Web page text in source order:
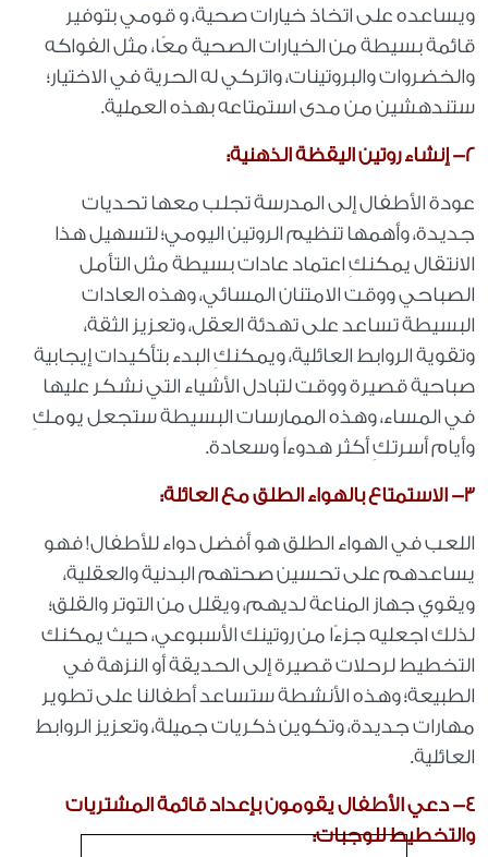
ويساعده على اتخاذ خيارات صحية، و قومي بتوفير
قائمة بسيطة من الخيارات الصحية معًا، مثل الفواكه
والخضروات والبروتينات، واتركي له الحرية في الاختيار؛
ستندهشين من مدى استمتاعه بهذه العملية.
2- إنشاء روتين اليقظة الذهنية:
عودة الأطفال إلى المدرسة تجلب معها تحديات
جديدة، وأهمها تنظيم الروتين اليومي؛ لتسهيل هذا
الانتقال يمكنكِ اعتماد عادات بسيطة مثل التأمل
الصباحي ووقت الامتنان المسائي، وهذه العادات
البسيطة تساعد على تهدئة العقل، وتعزيز الثقة،
وتقوية الروابط العائلية، ويمكنكِ البدء بتأكيدات إيجابية
صباحية قصيرة ووقت لتبادل الأشياء التي نشكر عليها
في المساء، وهذه الممارسات البسيطة ستجعل يومكِ
وأيام أسرتكِ أكثر هدوءاً وسعادة.
3- الاستمتاع بالهواء الطلق مع العائلة:
اللعب في الهواء الطلق هو أفضل دواء للأطفال! فهو
يساعدهم على تحسين صحتهم البدنية والعقلية،
ويقوي جهاز المناعة لديهم، ويقلل من التوتر والقلق؛
لذلك اجعليه جزءًا من روتينك الأسبوعي، حيث يمكنك
التخطيط لرحلات قصيرة إلى الحديقة أو النزهة في
الطبيعة؛ وهذه الأنشطة ستساعد أطفالنا على تطوير
مهارات جديدة، وتكوين ذكريات جميلة، وتعزيز الروابط
العائلية.
4- دعي الأطفال يقومون بإعداد قائمة المشتريات
والتخطيط للوجبات: